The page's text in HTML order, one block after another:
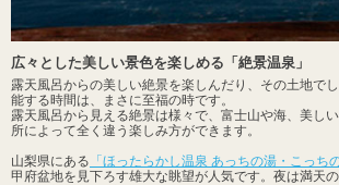
広々とした美しい景色を楽しめる「絶景温泉」
露天風呂からの美しい絶景を楽しんだり、その土地で
能する時間は、まさに至福の時です。
露天風呂から見える絶景は様々で、富士山や海、美
所によって全く違う楽しみ方ができます。
山梨県にある 「ほったらかし温泉 あっちの湯・こっちの
甲府盆地を見下ろす雄大な眺望が人気です。夜は満天